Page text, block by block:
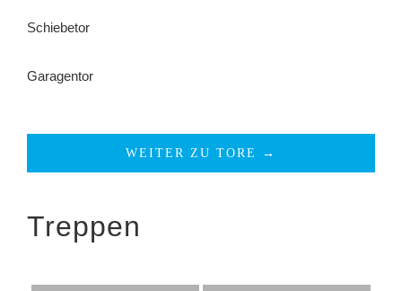
Schiebetor
Garagentor
WEITER ZU TORE →
Treppen